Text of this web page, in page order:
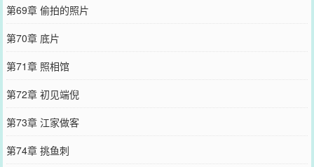
第69章 偷拍的照片
第70章 底片
第71章 照相馆
第72章 初见端倪
第73章 江家做客
第74章 挑鱼刺